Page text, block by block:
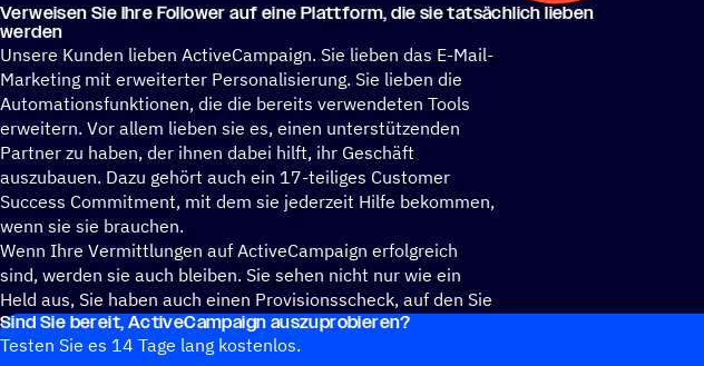
Verwei­sen Sie Ihre Follower auf eine Platt­form, die sie tatsäch­lich lieben
werden
Unsere Kunden lieben ActiveCampaign. Sie lieben das E-Mail-
Marketing mit erweiterter Personalisierung. Sie lieben die
Automationsfunktionen, die die bereits verwendeten Tools
erweitern. Vor allem lieben sie es, einen unterstützenden
Partner zu haben, der ihnen dabei hilft, ihr Geschäft
auszubauen. Dazu gehört auch ein 17-teiliges Customer
Success Commitment, mit dem sie jederzeit Hilfe bekommen,
wenn sie sie brauchen.
Wenn Ihre Vermittlungen auf ActiveCampaign erfolgreich
sind, werden sie auch bleiben. Sie sehen nicht nur wie ein
Held aus, Sie haben auch einen Provisionsscheck, auf den Sie
sich verlassen können.
Sind Sie bereit, ActiveCampaign auszuprobieren?
Testen Sie es 14 Tage lang kostenlos.